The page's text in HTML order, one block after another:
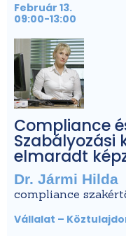
Február 13.
09:00-13:00
Compliance
Szabályozási
elmaradt
Dr. Jármi Hilda
compliance
Vállalat –